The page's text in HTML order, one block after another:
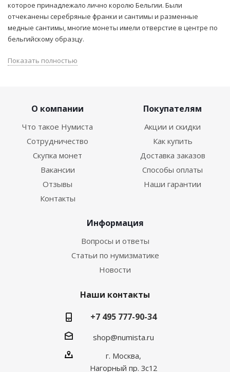
которое принадлежало лично королю Бельгии. Были
отчеканены серебряные франки и сантимы и разменные
медные сантимы, многие монеты имели отверстие в центре по
бельгийскому образцу.
Показать полностью
О компании
Что такое Нумиста
Сотрудничество
Скупка монет
Вакансии
Отзывы
Контакты
Покупателям
Акции и скидки
Как купить
Доставка заказов
Способы оплаты
Наши гарантии
Информация
Вопросы и ответы
Статьи по нумизматике
Новости
Наши контакты
+7 495 777-90-34
shop@numista.ru
г. Москва,
Нагорный пр. 3с12